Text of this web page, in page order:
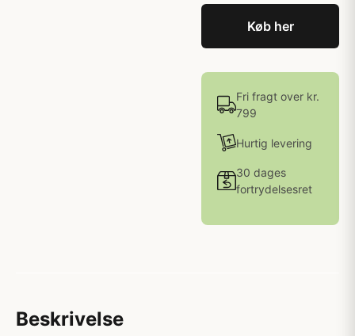
Køb her
Fri fragt over kr.
799
Hurtig levering
30 dages
fortrydelsesret
Beskrivelse